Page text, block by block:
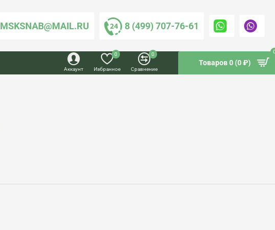
MSKSNAB@MAIL.RU 8 (499) 707-76-61
Аккаунт Избранное
0
Сравнение
0
Товаров 0 (0 ₽)